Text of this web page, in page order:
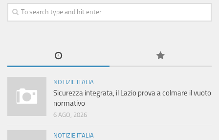
NOTIZIE ITALIA
Sicurezza integrata, il Lazio prova a colmare il vuoto
normativo
6 AGO, 2026
NOTIZIE ITALIA